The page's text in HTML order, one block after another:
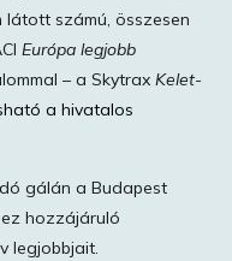
számú, összesen
Európa legjobb
– a Skytrax Kelet-
a hivatalos
gálán a Budapest
hozzájáruló
legjobbjait.